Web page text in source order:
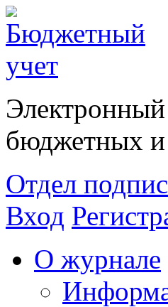
бюджетных и
Отдел
Вход
О журнале